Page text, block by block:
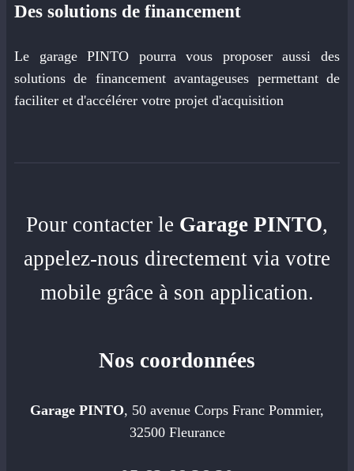
Des solutions de financement
Le garage PINTO pourra vous proposer aussi des
solutions de financement avantageuses permettant de
faciliter et d'accélérer votre projet d'acquisition
Pour contacter le Garage PINTO,
appelez-nous directement via votre
mobile grâce à son application.
Nos coordonnées
Garage PINTO, 50 avenue Corps Franc Pommier,
32500 Fleurance